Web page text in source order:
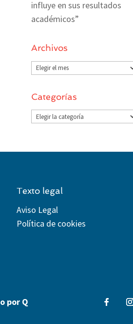
influye en sus resultados
académicos”
Archivos
Archivos
Categorías
Categorías
Texto legal
Aviso Legal
Política de cookies
por Q